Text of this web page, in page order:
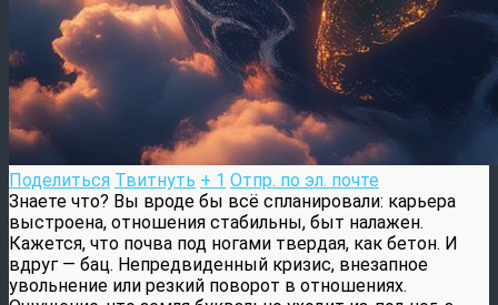
Поделиться Твитнуть + 1 Отпр. по эл. почте
Знаете что? Вы вроде бы всё спланировали: карьера
выстроена, отношения стабильны, быт налажен.
Кажется, что почва под ногами твердая, как бетон. И
вдруг — бац. Непредвиденный кризис, внезапное
увольнение или резкий поворот в отношениях.